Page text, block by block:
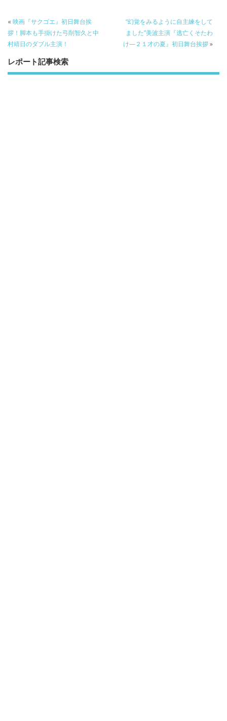
« 映画『サクゴエ』初日舞台挨
拶！脚本も手掛けた弓削智久と中
村靖日のダブル主演！
“幻覚をみるように自主練をして
ました”美波主演『逃亡くそたわ
け—２１才の夏』初日舞台挨拶»
レポート記事検索